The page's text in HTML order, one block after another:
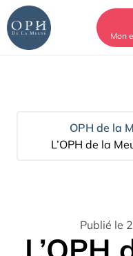
Mon
OPH de la
Publié le
Cookies management